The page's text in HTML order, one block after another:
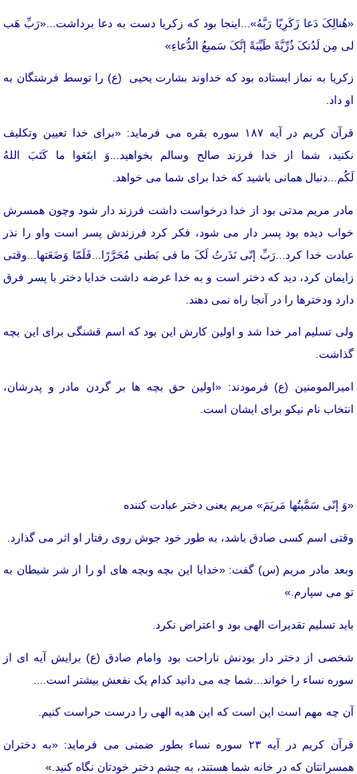
«هُنالِکَ دَعا زَکَرِیّا رَبَّهُ»...اینجا بود که زکریا دست به دعا برداشت...«رَبِّ هَب
لی مِن لَدُنکَ ذُرِّیَّةً طَیِّبَةً إنَّکَ سَمیعُ الدُّعاءِ»
زکریا به نماز ایستاده بود که خداوند بشارت یحیی (ع) را توسط فرشتگان به
او داد.
قرآن کریم در آیه ۱۸۷ سوره بقره می فرماید: «برای خدا تعیین وتکلیف
نکنید، شما از خدا فرزند صالح وسالم بخواهید...وَ ابتَغوا ما کَتَبَ اللهُ
لَکُم...دنبال همانی باشید که خدا برای شما می خواهد.
مادر مریم مدتی بود از خدا درخواست داشت فرزند دار شود وچون همسرش
خواب دیده بود پسر دار می شود، فکر کرد فرزندش پسر است واو را نذر
عبادت خدا کرد...رَبِّ إنّی نَذَرتُ لَکَ ما فی بَطنی مُحَرَّرًا...فَلَمّا وَضَعَتها...وقتی
زایمان کرد، دید که دختر است و به خدا عرضه داشت خدایا دختر با پسر فرق
دارد ودخترها را در آنجا راه نمی دهند.
ولی تسلیم امر خدا شد و اولین کارش این بود که اسم قشنگی برای این بچه
گذاشت.
امیرالمومنین (ع) فرمودند: «اولین حق بچه ها بر گردن مادر و پدرشان،
انتخاب نام نیکو برای ایشان است.
«وَ إنّی سَمَّیتُها مَریَمَ» مریم یعنی دختر عبادت کننده
وقتی اسم کسی صادق باشد، به طور خود جوش روی رفتار او اثر می گذارد.
وبعد مادر مریم (س) گفت: «خدایا این بچه وبچه های او را از شر شیطان به
تو می سپارم.»
باید تسلیم تقدیرات الهی بود و اعتراض نکرد.
شخصی از دختر دار بودنش ناراحت بود وامام صادق (ع) برایش آیه ای از
سوره نساء را خواند...شما چه می دانید کدام یک نفعش بیشتر است....
آن چه مهم است این است که این هدیه الهی را درست حراست کنیم.
قرآن کریم در آیه ۲۳ سوره نساء بطور ضمنی می فرماید: «به دختران
همسرانتان که در خانه شما هستند، به چشم دختر خودتان نگاه کنید.»